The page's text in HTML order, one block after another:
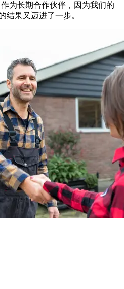
为长期合作伙伴，因为我们的
结果又迈进了一步。